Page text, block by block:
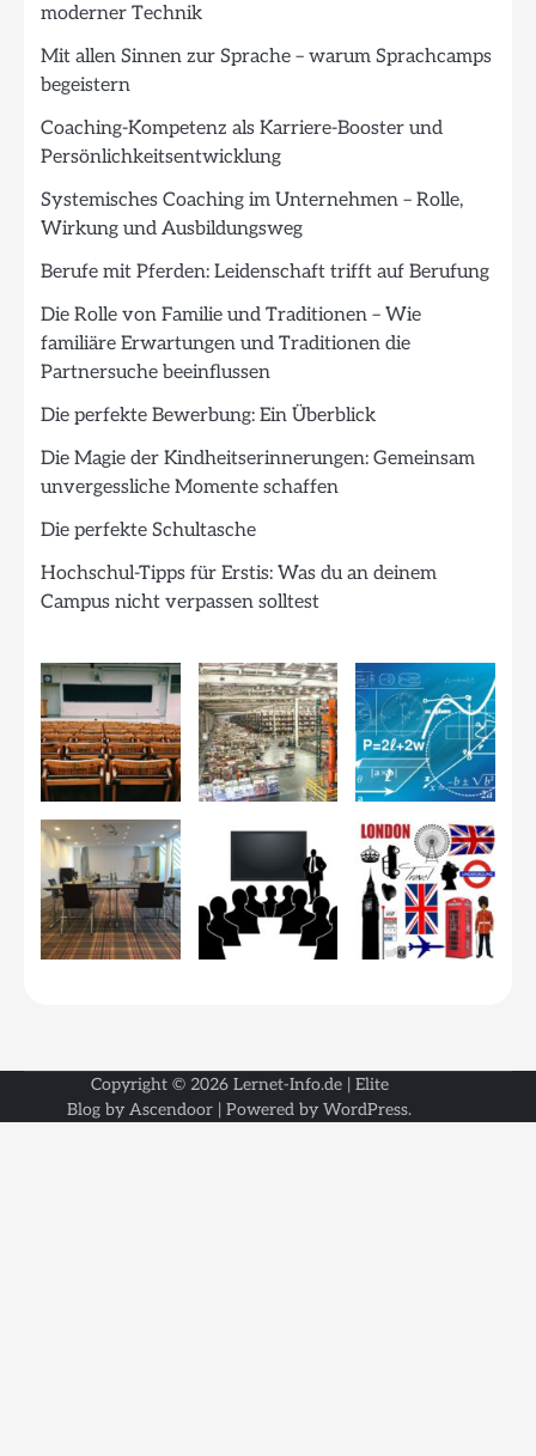
moderner Technik
Mit allen Sinnen zur Sprache – warum Sprachcamps
begeistern
Coaching-Kompetenz als Karriere-Booster und
Persönlichkeitsentwicklung
Systemisches Coaching im Unternehmen – Rolle,
Wirkung und Ausbildungsweg
Berufe mit Pferden: Leidenschaft trifft auf Berufung
Die Rolle von Familie und Traditionen – Wie
familiäre Erwartungen und Traditionen die
Partnersuche beeinflussen
Die perfekte Bewerbung: Ein Überblick
Die Magie der Kindheitserinnerungen: Gemeinsam
unvergessliche Momente schaffen
Die perfekte Schultasche
Hochschul-Tipps für Erstis: Was du an deinem
Campus nicht verpassen solltest
Copyright © 2026 Lernet-Info.de| Elite
Blog by Ascendoor | Powered by WordPress.